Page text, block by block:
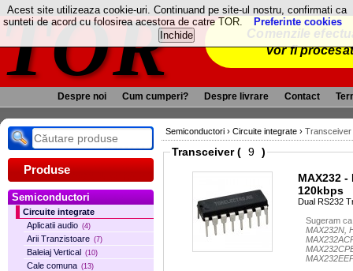
TOR
Comenzile
vor fi
Despre noi Cum cumperi? Despre livrare Contact
Produse
Semiconductori
Circuite integrate
Aplicatii audio (4)
Arii Tranzistoare (7)
Baleiaj Vertical (10)
Cale comuna (13)
Semiconductori › Circuite integrate › Transceiver
Transceiver ( )
MAX232 -
120kbps
Dual RS232
Sugeram
MAX232N,
Acest site utilizeaza cookie-uri. Continuand pe site-ul nostru, confirmati ca
sunteti de acord cu folosirea acestora de catre TOR.
Preferinte cookies